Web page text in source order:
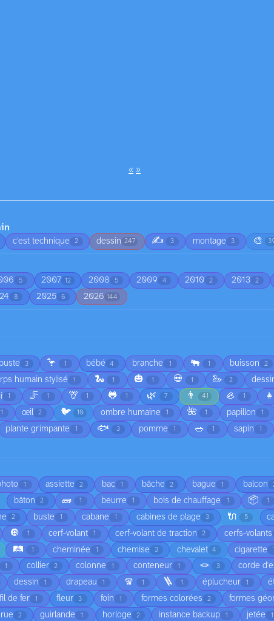
« »
c'est technique 2 dessin 247 ✍️ 3 montage 3 🎨
5 2007 12 2008 5 2009 4 2010 2 2013 2
8 2025 6 2026 144
3 🦩 1 bébé 4 branche 1 🐃 1 buisson 2
humain stylisé 1 🐍 1 🎃 1 💀 1 🦢 2
1 🦵 1 🦒 1 🐸 1 🌿 7 👨 41 🦪 1 👧
1 œil 2 🐦 10 ombre humaine 1 🌺 1 papillon 1
plante grimpante 1 🐟 3 pomme 1 🥗 1 sapin 1
1 assiette 2 bac 1 bâche 2 bague 1 balcon
bâton 2 🧱 1 beurre 1 bois de chauffage 1 📦 1
2 buste 1 cabane 1 cabines de plage 3 🔌 5
🔘 1 cerf-volant 1 cerf-volant de traction 2 cerfs-volants
🛤️ 1 cheminée 1 chemise 3 chevalet 4 cigarette 1
1 collier 2 colonne 1 conteneur 1 🪢 3 corde
dessin 1 drapeau 1 🧣 1 🪜 1 éplucheur 1
fil de fer 1 fleur 3 foin 1 formes colorées 2 formes
2 guirlande 1 horloge 2 instance backup 1 jetée 1